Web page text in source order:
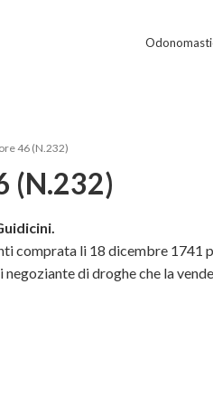
46 (N.232)
(N.232)
comprata li 18 dicembre 1741
di droghe che la